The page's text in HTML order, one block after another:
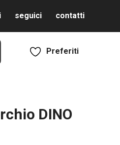
seguici contatti
Preferiti
DINO